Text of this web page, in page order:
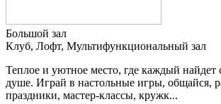
Большой зал
Клуб, Лофт, Мультифункциональный зал
Теплое и уютное место, где каждый найдет
душе. Играй в настольные игры, общайся,
праздники, мастер-классы, кружк...